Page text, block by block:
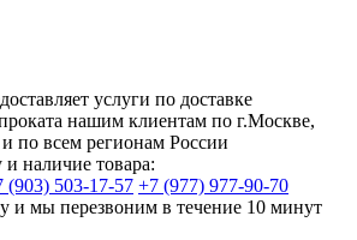
услуги по доставке
нашим клиентам по г.Москве,
по всем регионам России
наличие товара:
(903) 503-17-57 +7 (977) 977-90-70
и мы перезвоним в течение 10 минут